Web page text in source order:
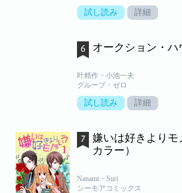
試し読み 詳細
オークション・ハ
叶精作・小池一夫
グループ・ゼロ
試し読み 詳細
嫌いは好きより
カラー）
Nanami・Suri
シーモアコミックス